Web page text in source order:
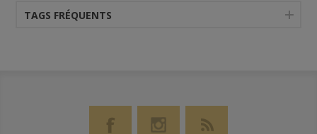
TAGS FRÉQUENTS